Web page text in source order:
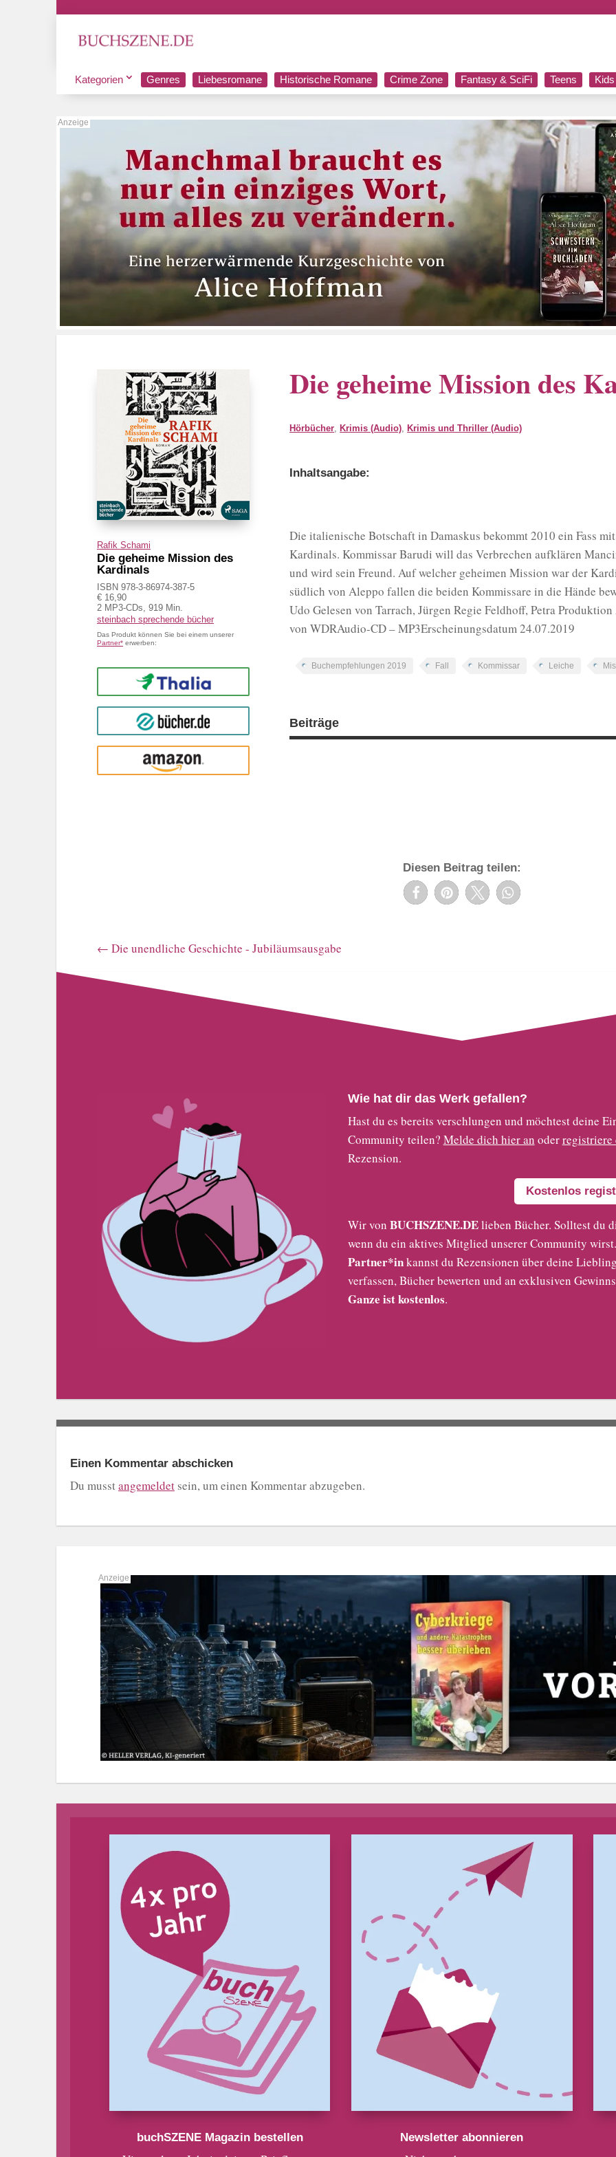
Kategorien Genres Liebesromane Historische Romane Crime Zone Fantasy & SciFi Teens Kids
Rafik Schami
Die geheime Mission des
Kardinals
ISBN 978-3-86974-387-5
€ 16,90
2 MP3-CDs, 919 Min.
steinbach sprechende bücher
Das Produkt können Sie bei einem unserer
Partner* erwerben:
Thalia
buecher.de
Amazon
Die geheime Mission des
Hörbücher, Krimis (Audio), Krimis und Thriller (Audio)
Inhaltsangabe:
Die italienische Botschaft in Damaskus bekommt 2010 ein Fass
Kardinals. Kommissar Barudi will das Verbrechen aufklären
und wird sein Freund. Auf welcher geheimen Mission war der
südlich von Aleppo fallen die beiden Kommissare in die Hände
Udo Gelesen von Tarrach, Jürgen Regie Feldhoff, Petra
von WDRAudio-CD – MP3Erscheinungsdatum 24.07.2019
Buchempfehlungen 2019 Fall Kommissar Leiche
Beiträge
Diesen Beitrag teilen:
← Die unendliche Geschichte - Jubiläumsausgabe
Wie hat dir das Werk gefallen?
Hast du es bereits verschlungen und möchtest deine
Community teilen? Melde dich hier an oderregistriere
Rezension.
Kostenlos
Wir von BUCHSZENE.DElieben Bücher. Solltest du
wenn du ein aktives Mitglied unserer Community
Partner*inkannst du Rezensionen über deine
verfassen, Bücher bewerten und an exklusiven
Ganze ist kostenlos.
Einen Kommentar abschicken
Du musstangemeldet sein, um einen Kommentar abzugeben.
buchSZENE Magazin bestellen Newsletter abonnieren